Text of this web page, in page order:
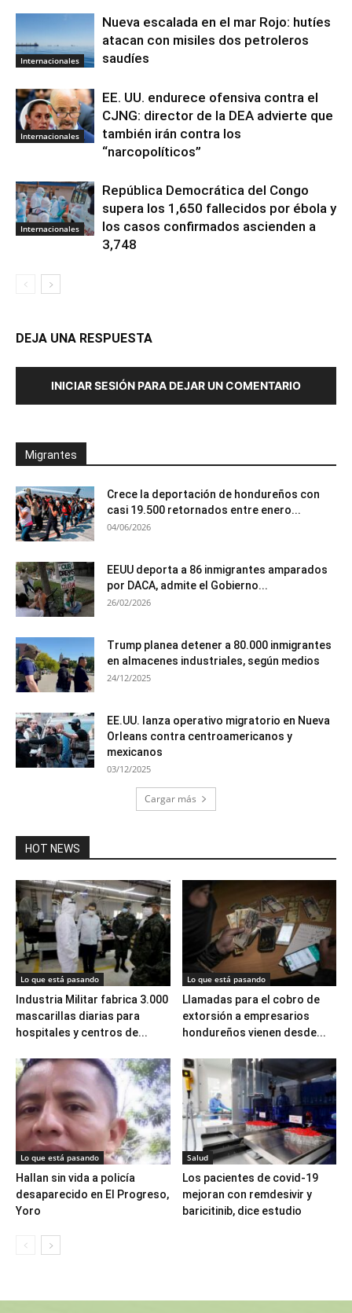
Internacionales
Nueva escalada en el mar Rojo: hutíes
atacan con misiles dos petroleros
saudíes
Internacionales
EE. UU. endurece ofensiva contra el
CJNG: director de la DEA advierte que
también irán contra los
“narcopolíticos”
Internacionales
República Democrática del Congo
supera los 1,650 fallecidos por ébola y
los casos confirmados ascienden a
3,748
DEJA UNA RESPUESTA
INICIAR SESIÓN PARA DEJAR UN COMENTARIO
Migrantes
Crece la deportación de hondureños con
casi 19.500 retornados entre enero...
04/06/2026
EEUU deporta a 86 inmigrantes amparados
por DACA, admite el Gobierno...
26/02/2026
Trump planea detener a 80.000 inmigrantes
en almacenes industriales, según medios
24/12/2025
EE.UU. lanza operativo migratorio en Nueva
Orleans contra centroamericanos y
mexicanos
03/12/2025
Cargar más
HOT NEWS
Lo que está pasando
Industria Militar fabrica 3.000
mascarillas diarias para
hospitales y centros de...
Lo que está pasando
Llamadas para el cobro de
extorsión a empresarios
hondureños vienen desde...
Lo que está pasando
Hallan sin vida a policía
desaparecido en El Progreso,
Yoro
Salud
Los pacientes de covid-19
mejoran con remdesivir y
baricitinib, dice estudio